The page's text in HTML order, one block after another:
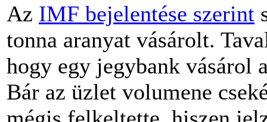
Az IMF bejelentése szerint
tonna aranyat vásárolt.
hogy egy jegybank vásárol
Bár az üzlet volumene